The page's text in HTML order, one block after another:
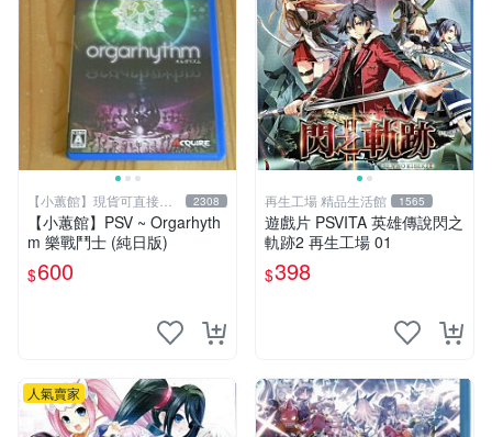
【小蕙館】現貨可直接下
標
2308
【小蕙館】PSV ~ Orgarhyth
m 樂戰鬥士 (純日版)
$600
再生工場 精品生活館 1565
遊戲片 PSVITA 英雄傳說閃之
軌跡2 再生工場 01
$398
人氣賣家